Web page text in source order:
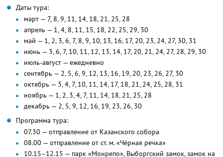
Даты тура:
март — 7, 8, 9, 11, 14, 18, 21, 25, 28
апрель — 1, 4, 8, 11, 15, 18, 22, 25, 29, 30
май — 1, 2, 3, 6, 7, 8, 9, 10, 13, 16, 17, 20, 23, 24, 27, 30, 31
июнь — 3, 6, 7, 10, 11, 12, 13, 14, 17, 20, 21, 24, 27, 28, 29, 30
июль-август — ежедневно
сентябрь — 2, 5, 6, 9, 12, 13, 16, 19, 20, 23, 26, 27, 30
октябрь — 3, 4, 7, 10, 11, 14, 17, 18, 21, 24, 25, 28, 31
ноябрь — 1, 2, 3, 4, 7, 11, 14, 18, 21, 25, 28
декабрь — 2, 5, 9, 12, 16, 19, 23, 26, 30
Программа тура:
07.30 — отправление от Казанского собора
08.00 — отправление от ст. м. «Чёрная речка»
10.15–12.15 — парк «Монрепо», Выборгский замок, замок на